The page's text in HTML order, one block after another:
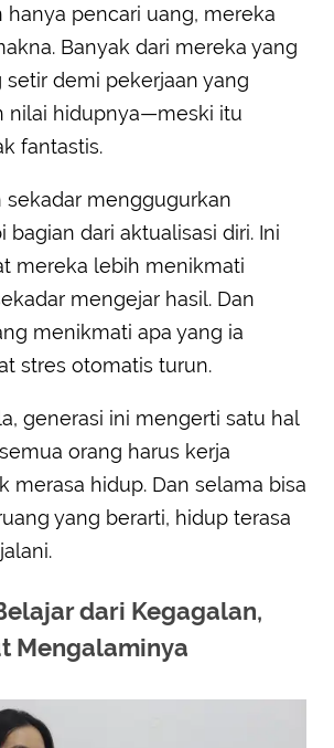
hanya pencari uang, mereka
Banyak dari mereka yang
setir demi pekerjaan yang
nilai hidupnya—meski itu
fantastis.
sekadar menggugurkan
bagian dari aktualisasi diri. Ini
mereka lebih menikmati
mengejar hasil. Dan
menikmati apa yang ia
stres otomatis turun.
generasi ini mengerti satu hal
orang harus kerja
merasa hidup. Dan selama bisa
yang berarti, hidup terasa
dari Kegagalan,
Mengalaminya